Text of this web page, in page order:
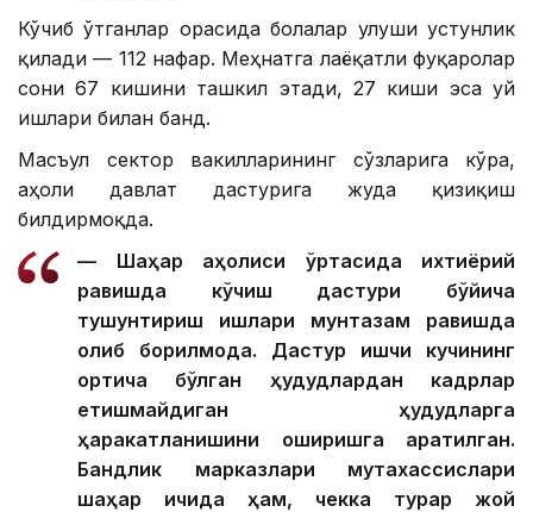
Кўчиб ўтганлар орасида болалар улуши устунлик
қилади — 112 нафар. Меҳнатга лаёқатли фуқаролар
сони 67 кишини ташкил этади, 27 киши эса уй
ишлари билан банд.
Масъул сектор вакилларининг сўзларига кўра,
аҳоли давлат дастурига жуда қизиқиш
билдирмоқда.
— Шаҳар аҳолиси ўртасида ихтиёрий
равишда кўчиш дастури бўйича
тушунтириш ишлари мунтазам равишда
олиб борилмоқда. Дастур ишчи кучининг
ортиқча бўлган ҳудудлардан кадрлар
етишмайдиган ҳудудларга
ҳаракатланишини оширишга қаратилган.
Бандлик марказлари мутахассислари
шаҳар ичида ҳам, чекка турар жой